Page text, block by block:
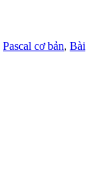
Pascal cơ bản, Bài